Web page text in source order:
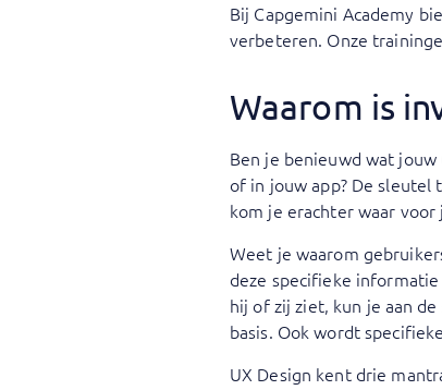
Bij Capgemini Academy
verbeteren. Onze
Waarom is
Ben je benieuwd wat
of in jouw app? De
kom je erachter waar
Weet je waarom
deze specifieke
hij of zij ziet, kun je aan
basis. Ook wordt
UX Design kent drie